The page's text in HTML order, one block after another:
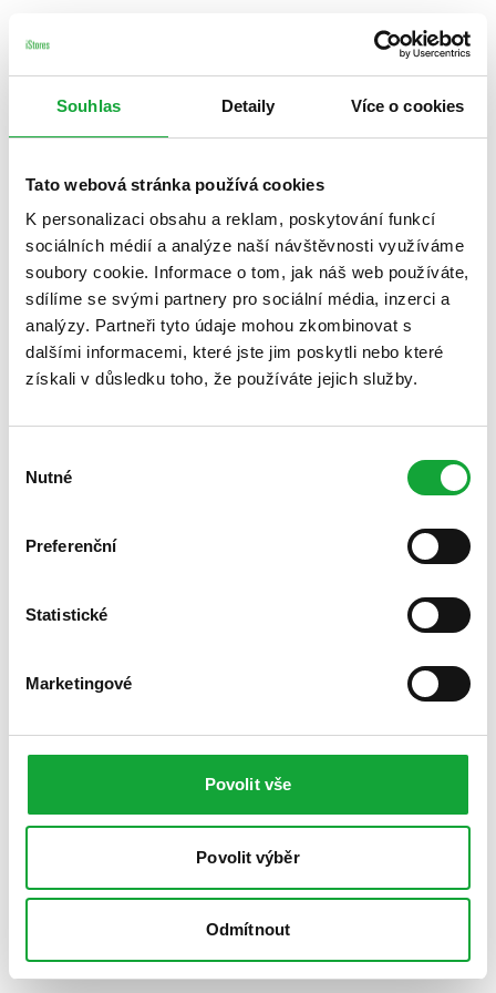
Souhlas Detaily Více o cookies
Tato webová stránka používá cookies
K personalizaci obsahu a reklam, poskytování funkcí
sociálních médií a analýze naší návštěvnosti využíváme
soubory cookie. Informace o tom, jak náš web používáte,
sdílíme se svými partnery pro sociální média, inzerci a
analýzy. Partneři tyto údaje mohou zkombinovat s
dalšími informacemi, které jste jim poskytli nebo které
získali v důsledku toho, že používáte jejich služby.
souhlasu
Nutné
Preferenční
Statistické
Marketingové
Povolit vše
Povolit výběr
Odmítnout